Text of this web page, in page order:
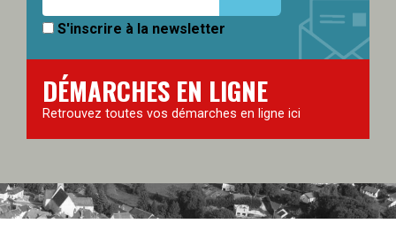
S'inscrire à la newsletter
DÉMARCHES EN LIGNE
Retrouvez toutes vos démarches en ligne ici